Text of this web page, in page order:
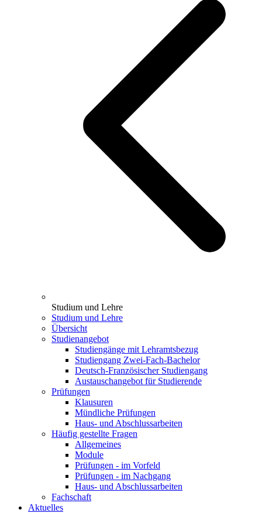
Studium und Lehre
Studium und Lehre
Übersicht
Studienangebot
Studiengänge mit Lehramtsbezug
Studiengang Zwei-Fach-Bachelor
Deutsch-Französischer Studiengang
Austauschangebot für Studierende
Prüfungen
Klausuren
Mündliche Prüfungen
Haus- und Abschlussarbeiten
Häufig gestellte Fragen
Allgemeines
Module
Prüfungen - im Vorfeld
Prüfungen - im Nachgang
Haus- und Abschlussarbeiten
Fachschaft
Aktuelles